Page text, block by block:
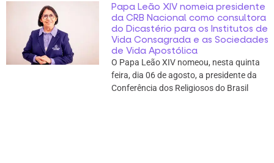
Papa Leão XIV nomeia presidente
da CRB Nacional como consultora
do Dicastério para os Institutos de
Vida Consagrada e as Sociedades
de Vida Apostólica
O Papa Leão XIV nomeou, nesta quinta
feira, dia 06 de agosto, a presidente da
Conferência dos Religiosos do Brasil